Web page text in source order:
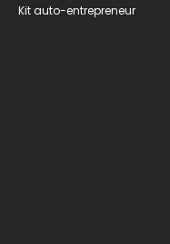
Kit auto-entrepreneur